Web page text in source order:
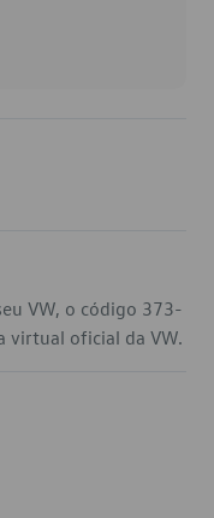
VW, o código 373-
virtual oficial da VW.